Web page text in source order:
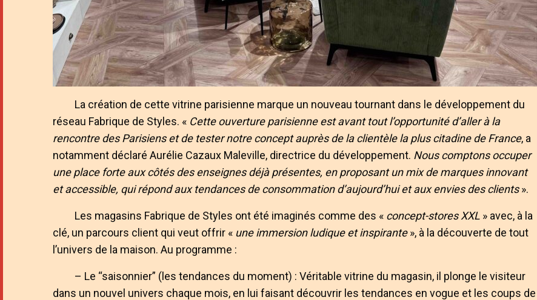
La création de cette vitrine parisienne marque un nouveau tournant dans le développement du
réseau Fabrique de Styles. « Cette ouverture parisienne est avant tout l’opportunité d’aller à la
rencontre des Parisiens et de tester notre concept auprès de la clientèle la plus citadine de France, a
notamment déclaré Aurélie Cazaux Maleville, directrice du développement. Nous comptons occuper
une place forte aux côtés des enseignes déjà présentes, en proposant un mix de marques innovant
et accessible, qui répond aux tendances de consommation d’aujourd’hui et aux envies des clients».
Les magasins Fabrique de Styles ont été imaginés comme des « concept-stores XXL » avec, à la
clé, un parcours client qui veut offrir « une immersion ludique et inspirante», à la découverte de tout
l’univers de la maison. Au programme :
– Le “saisonnier” (les tendances du moment) : Véritable vitrine du magasin, il plonge le visiteur
dans un nouvel univers chaque mois, en lui faisant découvrir les tendances en vogue et les coups de